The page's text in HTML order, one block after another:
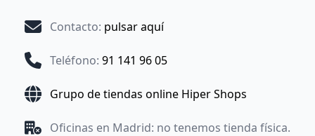
Contacto: pulsar aquí
Teléfono: 91 141 96 05
Grupo de tiendas online Hiper Shops
Oficinas en Madrid: no tenemos tienda física.